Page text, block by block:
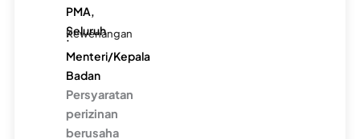
PMA,
Seluruh
Kewenangan
:
Menteri/Kepala
Badan
Persyaratan
perizinan
berusaha